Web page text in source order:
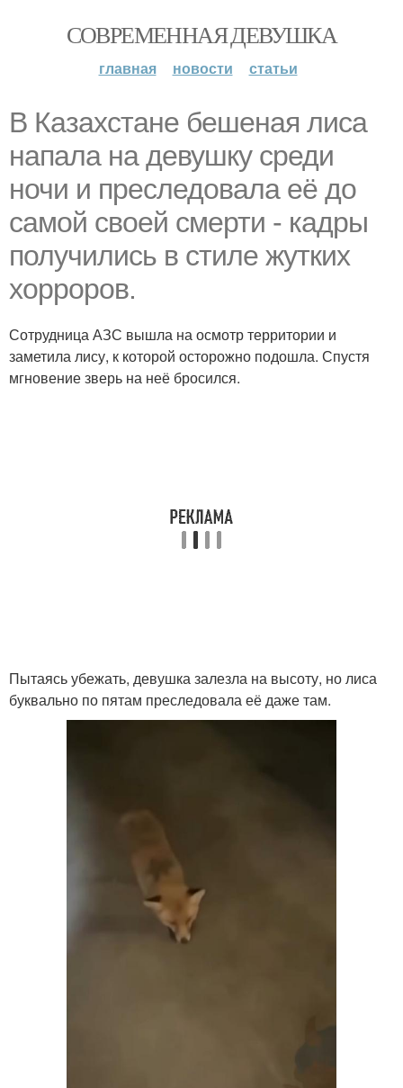
СОВРЕМЕННАЯ ДЕВУШКА
главная новости статьи
В Казахстане бешеная лиса
напала на девушку среди
ночи и преследовала её до
самой своей смерти - кадры
получились в стиле жутких
хорроров.
Сотрудница АЗС вышла на осмотр территории и
заметила лису, к которой осторожно подошла. Спустя
мгновение зверь на неё бросился.
Пытаясь убежать, девушка залезла на высоту, но лиса
буквально по пятам преследовала её даже там.